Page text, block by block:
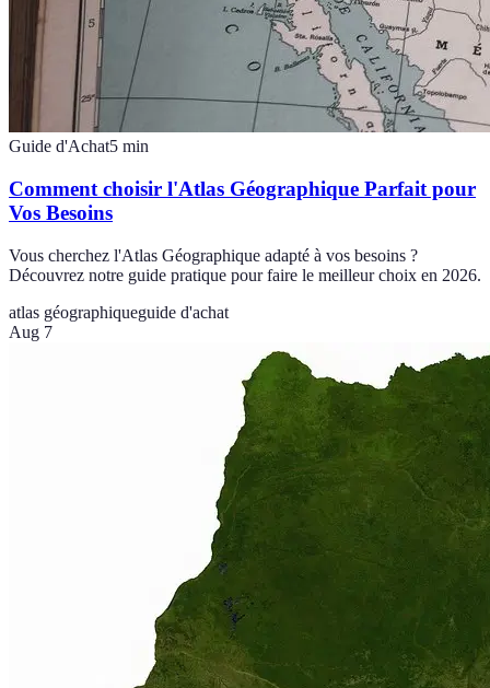
Guide d'Achat5 min
Comment choisir l'Atlas Géographique Parfait pour
Vos Besoins
Vous cherchez l'Atlas Géographique adapté à vos besoins ?
Découvrez notre guide pratique pour faire le meilleur choix en 2026.
atlas géographiqueguide d'achat
Aug 7